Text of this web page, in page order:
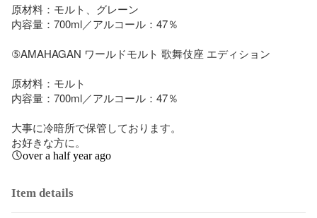
原材料：モルト、グレーン
内容量：700ml／アルコール：47％
⑤AMAHAGAN ワールドモルト 歌舞伎座 エディション
原材料：モルト
内容量：700ml／アルコール：47％
大事に冷暗所で保管しております。
お好きな方に。
over a half year ago
Item details